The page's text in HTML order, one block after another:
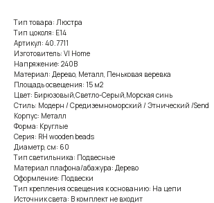
Тип товара: Люстра
Тип цоколя: E14
Артикул: 40.7711
Изготовитель: VI Home
Напряжение: 240В
Материал: Дерево, Металл, Пеньковая веревка
Площадь освещения: 15 м2
Цвет: Бирюзовый,Светло-Серый,Морская синь
Стиль: Модерн / Средиземноморский / Этнический /Send
Корпус: Металл
Форма: Круглые
Серия: RH wooden beads
Диаметр, см: 60
Тип светильника: Подвесные
Материал плафона/абажура: Дерево
Оформление: Подвески
Тип крепления освещения к основанию: На цепи
Источник света: В комплект не входит